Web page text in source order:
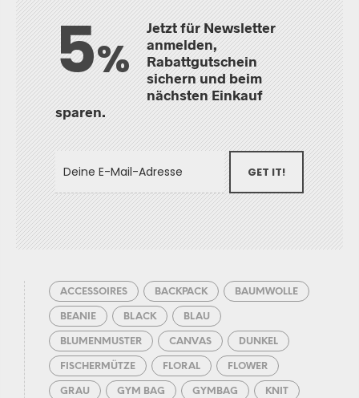
5%
Jetzt für Newsletter
anmelden,
Rabattgutschein
sichern und beim
nächsten Einkauf
sparen.
GET IT!
ACCESSOIRES BACKPACK BAUMWOLLE
BEANIE BLACK BLAU
BLUMENMUSTER CANVAS DUNKEL
FISCHERMÜTZE FLORAL FLOWER
GRAU GYM BAG GYMBAG KNIT